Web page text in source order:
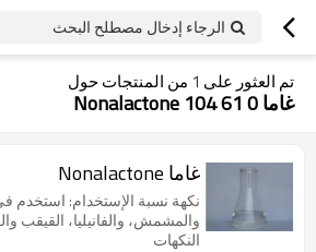
الرجاء إدخال مصطلح البحث
تم العثور على 1 من المنتجات حول
غاما Nonalactone 104 61 0
غاما Nonalactone
نكهة نسبة الإستخدام: استخدم
والمشمش، والفانيليا، القيقب
النكهات